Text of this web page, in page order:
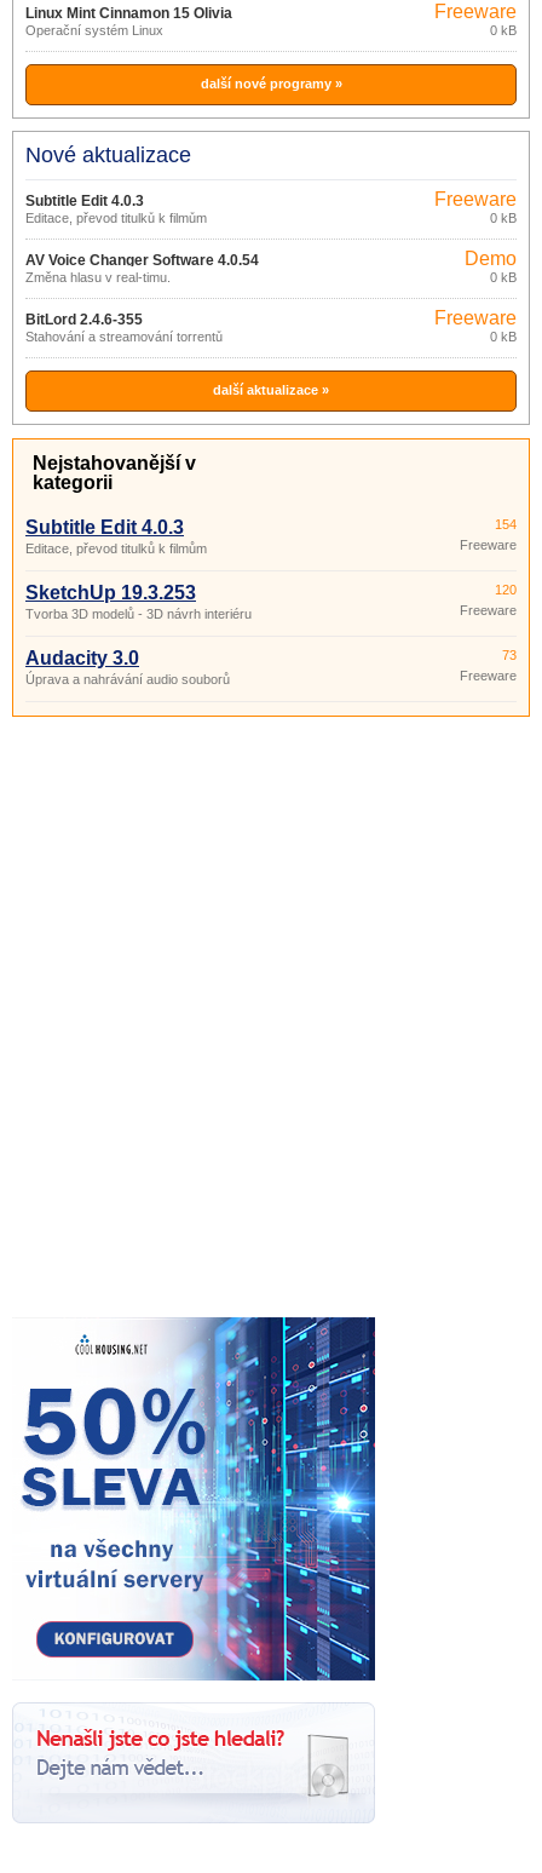
Linux Mint Cinnamon 15 Olivia
Operační systém Linux
Freeware
0 kB
další nové programy »
Nové aktualizace
Subtitle Edit 4.0.3
Editace, převod titulků k filmům
Freeware
0 kB
AV Voice Changer Software 4.0.54
Změna hlasu v real-timu.
Demo
0 kB
BitLord 2.4.6-355
Stahování a streamování torrentů
Freeware
0 kB
další aktualizace »
Nejstahovanější v
kategorii
Subtitle Edit 4.0.3
Editace, převod titulků k filmům
154
Freeware
SketchUp 19.3.253
Tvorba 3D modelů - 3D návrh interiéru
120
Freeware
Audacity 3.0
Úprava a nahrávání audio souborů
73
Freeware